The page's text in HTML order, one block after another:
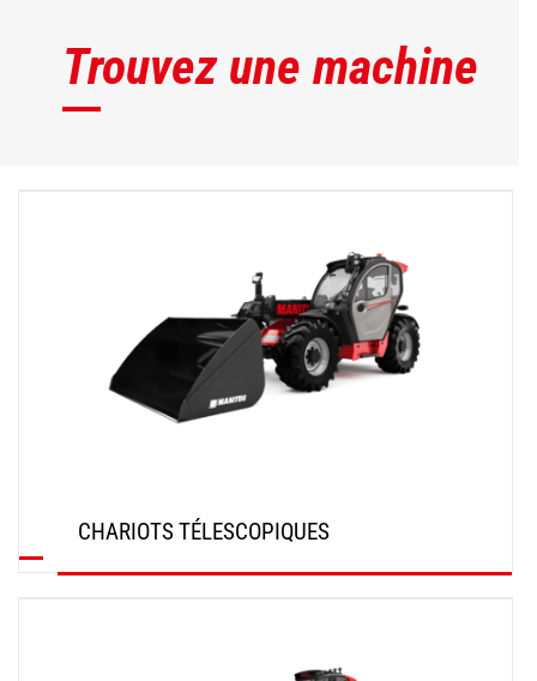
Trouvez une machine
CHARIOTS TÉLESCOPIQUES